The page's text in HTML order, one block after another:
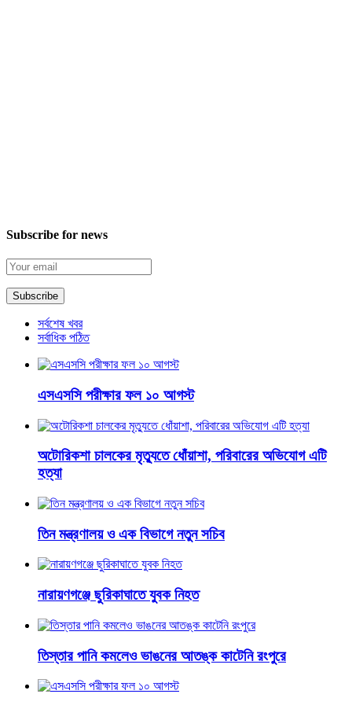
Subscribe for news
সর্বশেষ খবর
সর্বাধিক পঠিত
এসএসসি পরীক্ষার ফল ১০ আগস্ট
অটোরিকশা চালকের মৃত্যুতে ধোঁয়াশা, পরিবারের অভিযোগ এটি
হত্যা
তিন মন্ত্রণালয় ও এক বিভাগে নতুন সচিব
নারায়ণগঞ্জে ছুরিকাঘাতে যুবক নিহত
তিস্তার পানি কমলেও ভাঙনের আতঙ্ক কাটেনি রংপুরে